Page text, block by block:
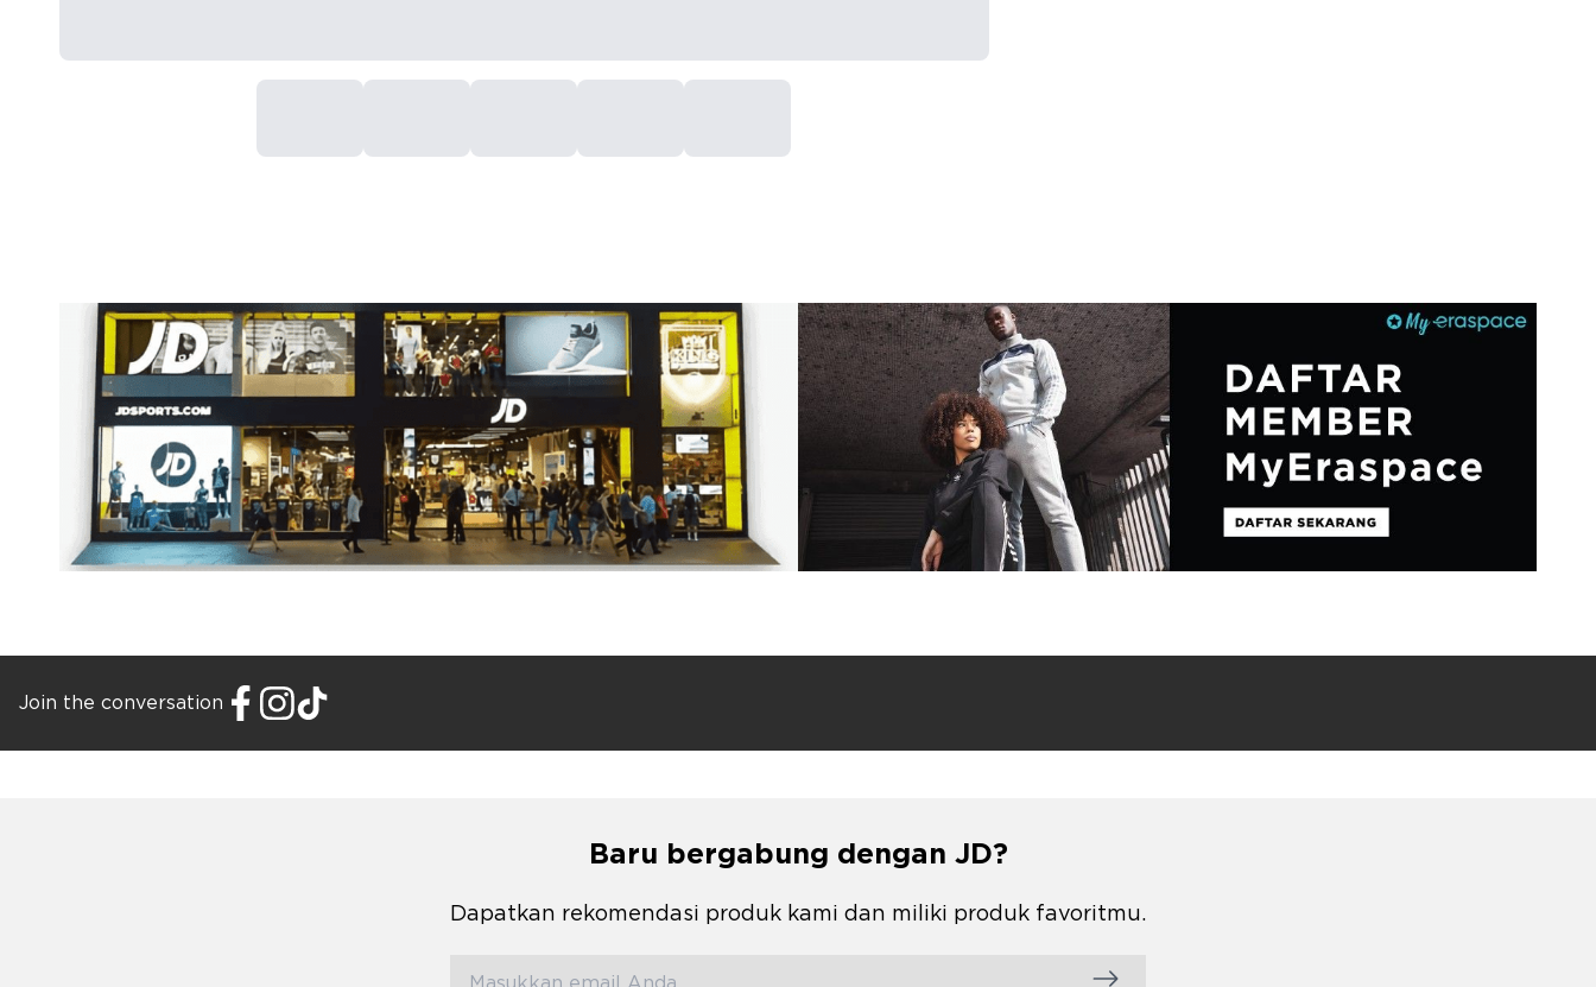
Join the conversation
Baru bergabung dengan JD?
Dapatkan rekomendasi produk kami dan miliki produk favoritmu.